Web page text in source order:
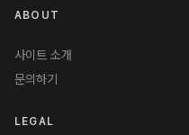
ABOUT
사이트 소개
문의하기
LEGAL